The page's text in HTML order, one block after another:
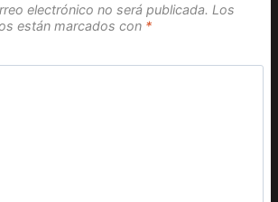
electrónico no será publicada. Los
están marcados con *